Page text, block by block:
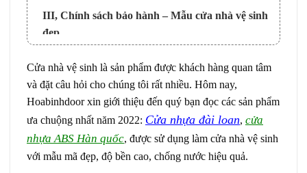
III, Chính sách bảo hành – Mẫu cửa nhà vệ sinh
đẹp
Tp. HCM
Cửa nhà vệ sinh là sản phẩm được khách hàng quan tâm
và đặt câu hỏi cho chúng tôi rất nhiều. Hôm nay,
Hoabinhdoor xin giới thiệu đến quý bạn đọc các sản phẩm
ưa chuộng nhất năm 2022: Cửa nhựa đài loan, cửa
nhựa ABS Hàn quốc, được sử dụng làm cửa nhà vệ sinh
với mẫu mã đẹp, độ bền cao, chống nước hiệu quả.